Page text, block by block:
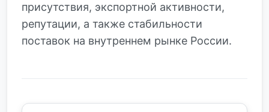
присутствия, экспортной активности,
репутации, а также стабильности
поставок на внутреннем рынке России.